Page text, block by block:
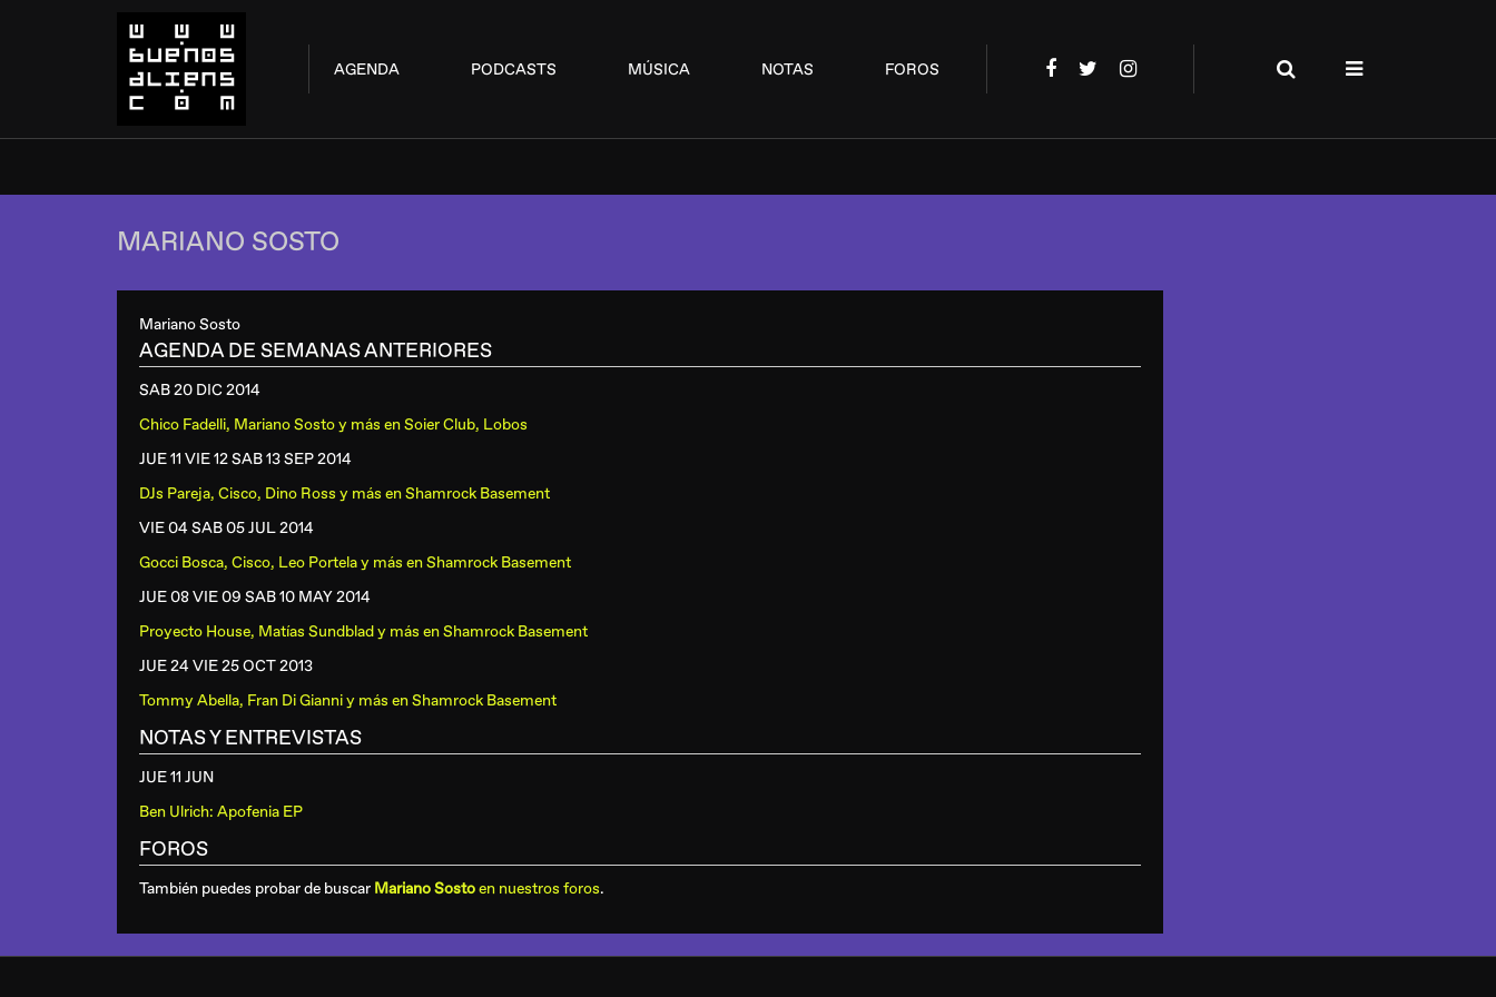
AGENDA PODCASTS MÚSICA NOTAS FOROS
MARIANO SOSTO
Mariano Sosto
AGENDA DE SEMANAS ANTERIORES
SAB 20 DIC 2014
Chico Fadelli, Mariano Sosto y más enSoier Club, Lobos
JUE 11 VIE 12 SAB 13 SEP2014
DJs Pareja, Cisco, Dino Ross y más enShamrock Basement
VIE 04 SAB 05 JUL2014
Gocci Bosca, Cisco, Leo Portela y más enShamrock Basement
JUE 08 VIE 09 SAB 10 MAY2014
Proyecto House, Matías Sundblad y más enShamrock Basement
JUE 24 VIE 25 OCT2013
Tommy Abella, Fran Di Gianni y más enShamrock Basement
NOTAS Y ENTREVISTAS
JUE 11 JUN
Ben Ulrich: Apofenia EP
FOROS
También puedes probar de buscar Mariano Sostoen nuestros foros.